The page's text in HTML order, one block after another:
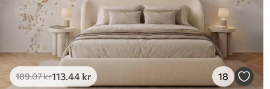
189.07kr113 .44 kr 18